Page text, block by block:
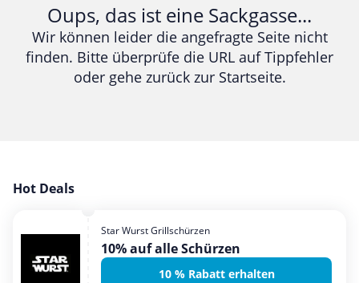
Bücher & Magazine
Computer & Elektronik
Entertainment & Media
Garten, Haushalt & Tiere
Mobilfunk & Internet
Mode & Accessoires
Oups, das ist eine Sackgasse...
Wir können leider die angefragte Seite nicht
finden. Bitte überprüfe die URL auf Tippfehler
oder gehe zurück zur Startseite.
Hot Deals
Star Wurst Grillschürzen
10% auf alle Schürzen
10 % Rabatt erhalten